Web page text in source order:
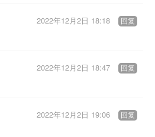
2022年12月2日 18:18 回复
2022年12月2日 18:47 回复
2022年12月2日 19:06 回复